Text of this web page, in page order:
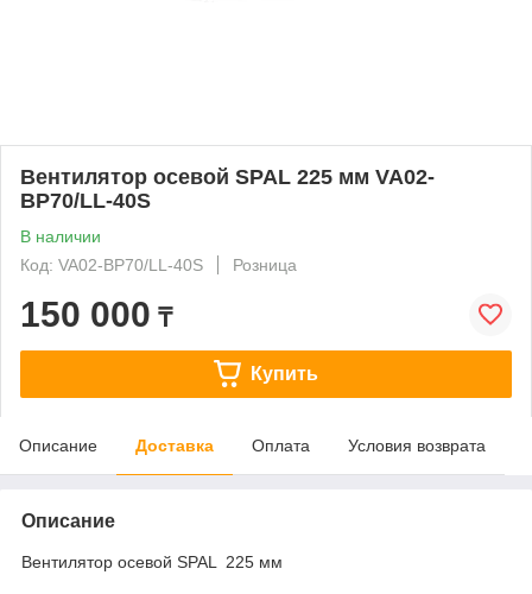
Вентилятор осевой SPAL 225 мм VA02-
BP70/LL-40S
В наличии
Код: VA02-BP70/LL-40S
Розница
150 000 ₸
Купить
Описание Доставка Оплата Условия возврата
Описание
Вентилятор осевой SPAL 225 мм